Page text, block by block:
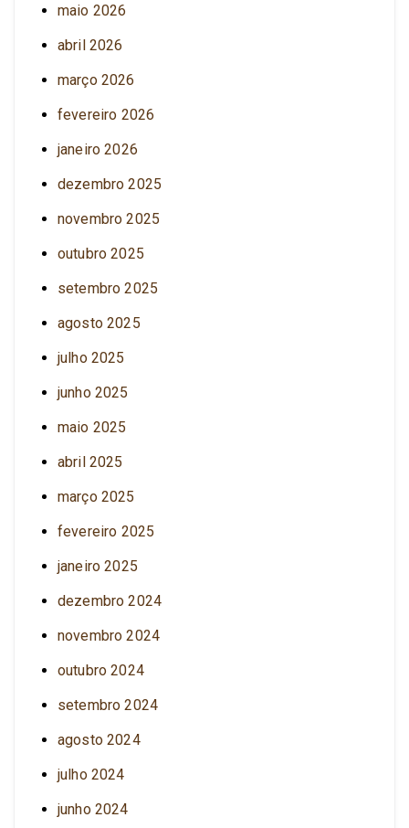
maio 2026
abril 2026
março 2026
fevereiro 2026
janeiro 2026
dezembro 2025
novembro 2025
outubro 2025
setembro 2025
agosto 2025
julho 2025
junho 2025
maio 2025
abril 2025
março 2025
fevereiro 2025
janeiro 2025
dezembro 2024
novembro 2024
outubro 2024
setembro 2024
agosto 2024
julho 2024
junho 2024